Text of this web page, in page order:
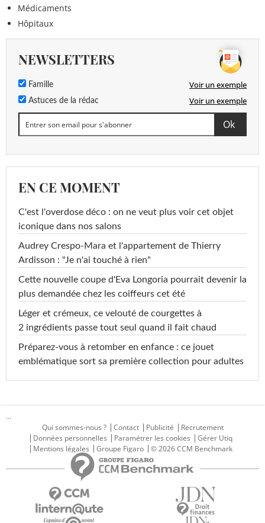
Médicaments
Hôpitaux
NEWSLETTERS
Famille Voir un exemple
Astuces de la rédac Voir un exemple
EN CE MOMENT
C'est l'overdose déco : on ne veut plus voir cet objet
iconique dans nos salons
Audrey Crespo-Mara et l'appartement de Thierry
Ardisson : "Je n'ai touché à rien"
Cette nouvelle coupe d'Eva Longoria pourrait devenir la
plus demandée chez les coiffeurs cet été
Léger et crémeux, ce velouté de courgettes à
2 ingrédients passe tout seul quand il fait chaud
Préparez-vous à retomber en enfance : ce jouet
emblématique sort sa première collection pour adultes
...
Qui sommes-nous ?
Contact Publicité
Recrutement
Données personnelles
Paramétrer les cookies
Gérer Utiq
Mentions légales
Groupe Figaro © 2026 CCM Benchmark